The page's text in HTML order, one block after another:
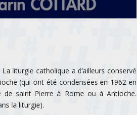
liturgie catholique a d’ailleurs conservé
(qui ont été condensées en 1962 en
de saint Pierre à Rome ou à Antioche.
la liturgie).